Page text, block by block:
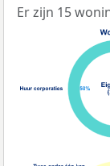
Er zijn 15